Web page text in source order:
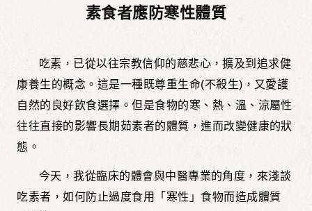
素食者應防寒性體質
吃素，已從以往宗教信仰的慈悲心，擴及到追求健
康養生的概念。這是一種既尊重生命(不殺生) ，又愛護
自然的良好飲食選擇。但是食物的寒、熱、溫、涼屬性
往往直接的影響長期茹素者的體質，進而改變健康的狀
態。
今天，我從臨床的體會與中醫專業的角度，來淺談
吃素者，如何防止過度食用「寒性」食物而造成體質